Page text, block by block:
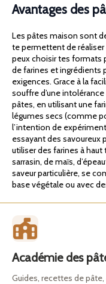
Avantages des
Les pâtes maison sont
te permettent de réaliser
peux choisir tes formats
de farines et ingrédients
exigences. Grace à la
souffre d’une
pâtes, en utilisant une
légumes secs (comme
l’intention de
essayant des savoureux
utiliser des farines à
sarrasin, de maïs,
saveur particulière, se
base végétale ou avec
Académie des
Guides, recettes de